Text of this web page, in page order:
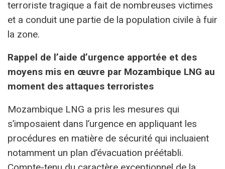
terroriste tragique a fait de nombreuses victimes
et a conduit une partie de la population civile à fuir
la zone.
Rappel de l’aide d’urgence apportée et des
moyens mis en œuvre par Mozambique LNG au
moment des attaques terroristes
Mozambique LNG a pris les mesures qui
s’imposaient dans l’urgence en appliquant les
procédures en matière de sécurité qui incluaient
notamment un plan d’évacuation préétabli.